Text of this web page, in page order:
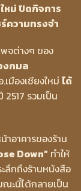
หม่ ปิดกิจการ
ความทรงจำ
จต่างๆ ของ
งกมล
มืองเชียงใหม่ ได้
รวมเป็น
อาคารของร้าน
Down” ทำให้
ลึกถึงร้านหนังสือ
ะนี้ได้กลายเป็น